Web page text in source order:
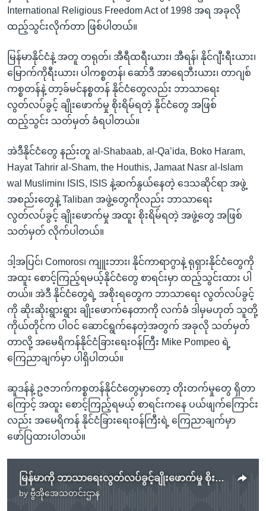
International Religious Freedom Act of 1998 အရ အခုလို
ထည့်သွင်းလိုက်တာ ဖြစ်ပါတယ်။
မြန်မာနိုင်ငံနဲ့ အတူ တရုတ်၊ အီရီထရီးယား၊ အီရန်၊ နိုင်ဂျီးရီးယား၊
မြောက်ကိုရီးယား၊ ပါကစ္စတန်၊ ဆော်ဒီ အာရေဘီးယား၊ တာဂျစ်
ကစ္စတန်နဲ့ တာ့ခ်မင်နစ္စတန် နိုင်ငံတွေလည်း ဘာသာရေး
လွတ်လပ်ခွင့် ချိုးဖောက်မှု စိုးရိမ်ရတဲ့ နိုင်ငံတွေ အဖြစ်
ထည့်သွင်း သတ်မှတ် ခံရပါတယ်။
အဲဒီနိုင်ငံတွေ နည်းတူ al-Shabaab, al-Qa’ida, Boko Haram,
Hayat Tahrir al-Sham, the Houthis, Jamaat Nasr al-Islam
wal Muslimin၊ ISIS, ISIS နဲ့ဆက်နွယ်နေတဲ့ ဒေသဆိုင်ရာ အဖွဲ့
အစည်းတွေနဲ့ Taliban အဖွဲ့တွေကိုလည်း ဘာသာရေး
လွတ်လပ်ခွင့် ချိုးဖောက်မှု အထူး စိုးရိမ်ရတဲ့ အဖွဲ့တွေ အဖြစ်
သတ်မှတ် လိုက်ပါတယ်။
ဒါ့အပြင်၊ Comoros၊ ကျူးဘား၊ နိုင်ကာရာဂွာနဲ့ ရုရှားနိုင်ငံတွေကို
အထူး စောင့်ကြည့်ရမယ့်နိုင်ငံတွေ စာရင်းမှာ ထည့်သွင်းထား ပါ
တယ်။ အဲဒီ နိုင်ငံတွေရဲ့ အစိုးရတွေက ဘာသာရေး လွတ်လပ်ခွင့်
ကို ဆိုးဆိုးရွားရွား ချိုးဖောက်နေတာကို လက်ခံ ဒါမှမဟုတ် သူတို့
ကိုယ်တိုင်က ပါဝင် ဆောင်ရွက်နေတဲ့အတွက် အခုလို သတ်မှတ်
တာလို့ အမေရိကန်နိုင်ငံခြားရေးဝန်ကြီး Mike Pompeo ရဲ့
ကြေညာချက်မှာ ပါရှိပါတယ်။
ဆူဒန်နဲ့ ဥဇဘက်ကစ္စတန်နိုင်ငံတွေမှာတော့ တိုးတက်မှုတွေ ရှိတာ
ကြောင့် အထူး စောင့်ကြည့်ရမယ့် စာရင်းကနေ ပယ်ဖျက်ကြောင်း
လည်း အမေရိကန် နိုင်ငံခြားရေးဝန်ကြီးရဲ့ ကြေညာချက်မှာ
ဖော်ပြထားပါတယ်။
မြန်မာကို ဘာသာရေးလွတ်လပ်ခွင့်ချိုးဖောက်မှု စိုးရိမ်ရတဲ့နိုင်ငံတွေထဲ ကန် ထည့်သွင်း
by ဗွီအိုအေသတင်းဌာန
No media source currently available